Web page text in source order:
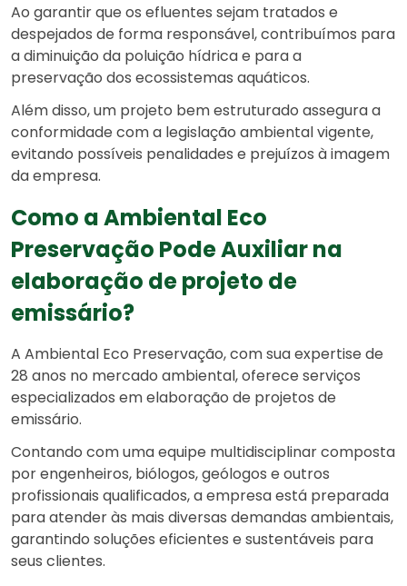
Ao garantir que os efluentes sejam tratados e
despejados de forma responsável, contribuímos para
a diminuição da poluição hídrica e para a
preservação dos ecossistemas aquáticos.
Além disso, um projeto bem estruturado assegura a
conformidade com a legislação ambiental vigente,
evitando possíveis penalidades e prejuízos à imagem
da empresa.
Como a Ambiental Eco
Preservação Pode Auxiliar na
elaboração de projeto de
emissário?
A Ambiental Eco Preservação, com sua expertise de
28 anos no mercado ambiental, oferece serviços
especializados em elaboração de projetos de
emissário.
Contando com uma equipe multidisciplinar composta
por engenheiros, biólogos, geólogos e outros
profissionais qualificados, a empresa está preparada
para atender às mais diversas demandas ambientais,
garantindo soluções eficientes e sustentáveis para
seus clientes.